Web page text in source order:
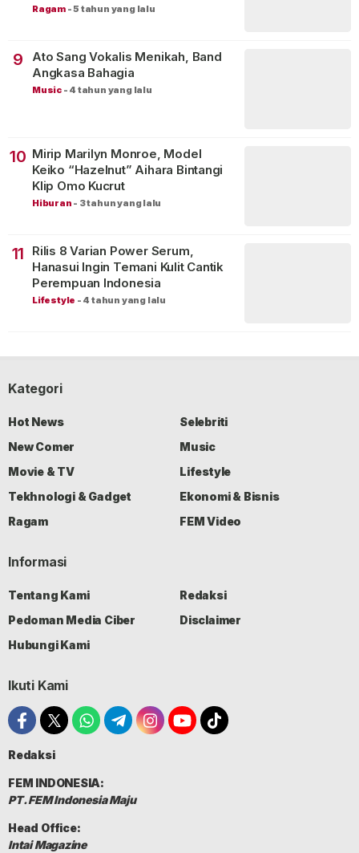
Ragam -5 tahun yang lalu
9
Ato Sang Vokalis Menikah, Band
Angkasa Bahagia
Music - 4 tahun yang lalu
10 Mirip Marilyn Monroe, Model
Keiko “Hazelnut” Aihara Bintangi
Klip Omo Kucrut
Hiburan - 3 tahun yang lalu
11
Rilis 8 Varian Power Serum,
Hanasui Ingin Temani Kulit Cantik
Perempuan Indonesia
Lifestyle - 4 tahun yang lalu
Kategori
Hot News
Selebriti
New Comer
Music
Movie & TV
Lifestyle
Tekhnologi & Gadget
Ekonomi & Bisnis
Ragam
FEM Video
Informasi
Tentang Kami
Redaksi
Pedoman Media Ciber
Disclaimer
Hubungi Kami
Ikuti Kami
Redaksi
FEM INDONESIA:
PT. FEM Indonesia Maju
Head Office:
Intai Magazine